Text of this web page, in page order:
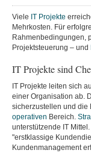
Viele IT Projekte
Mehrkosten. Für
Rahmenbedingungen,
Projektsteuerung – und
IT Projekte sind
IT Projekte leiten sich
einer Organisation ab.
sicherzustellen und die
operativen Bereich.
unterstützende IT
"erstklassige
Kundenmanagement